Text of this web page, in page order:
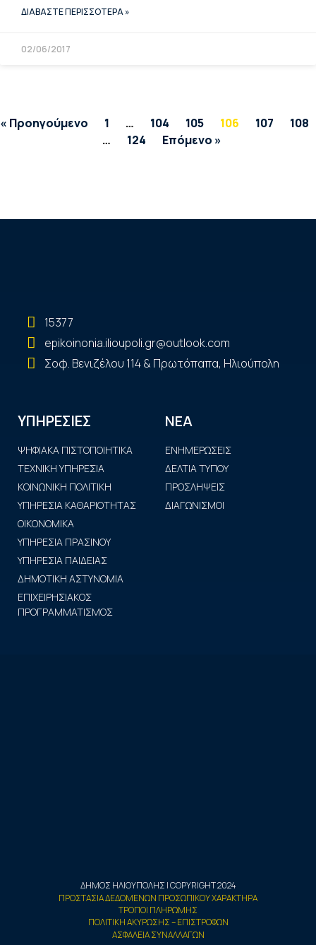
ΔΙΑΒΑΣΤΕ ΠΕΡΙΣΣΟΤΕΡΑ »
02/06/2017
« Προηγούμενο 1 … 104 105 106 107
108
…
124 Επόμενο »
15377
epikoinonia.ilioupoli.gr@outlook.com
Σοφ. Βενιζέλου 114 & Πρωτόπαπα, Ηλιούπολη
ΥΠΗΡΕΣΙΕΣ
ΨΗΦΙΑΚΑ ΠΙΣΤΟΠΟΙΗΤΙΚΑ
ΤΕΧΝΙΚΗ ΥΠΗΡΕΣΙΑ
ΚΟΙΝΩΝΙΚΗ ΠΟΛΙΤΙΚΗ
ΥΠΗΡΕΣΙΑ ΚΑΘΑΡΙΟΤΗΤΑΣ
ΟΙΚΟΝΟΜΙΚΑ
ΥΠΗΡΕΣΙΑ ΠΡΑΣΙΝΟΥ
ΥΠΗΡΕΣΙΑ ΠΑΙΔΕΙΑΣ
ΔΗΜΟΤΙΚΗ ΑΣΤΥΝΟΜΙΑ
ΕΠΙΧΕΙΡΗΣΙΑΚΟΣ
ΠΡΟΓΡΑΜΜΑΤΙΣΜΟΣ
ΝΕΑ
ΕΝΗΜΕΡΩΣΕΙΣ
ΔΕΛΤΙΑ ΤΥΠΟΥ
ΠΡΟΣΛΗΨΕΙΣ
ΔΙΑΓΩΝΙΣΜΟΙ
ΔΗΜΟΣ ΗΛΙΟΥΠΟΛΗΣ | COPYRIGHT 2024
ΠΡΟΣΤΑΣΙΑ ΔΕΔΟΜΕΝΩΝ ΠΡΟΣΩΠΙΚΟΥ ΧΑΡΑΚΤΗΡΑ
ΤΡΟΠΟΙ ΠΛΗΡΩΜΗΣ
ΠΟΛΙΤΙΚΗ ΑΚΥΡΩΣΗΣ – ΕΠΙΣΤΡΟΦΩΝ
ΑΣΦΑΛΕΙΑ ΣΥΝΑΛΛΑΓΩΝ